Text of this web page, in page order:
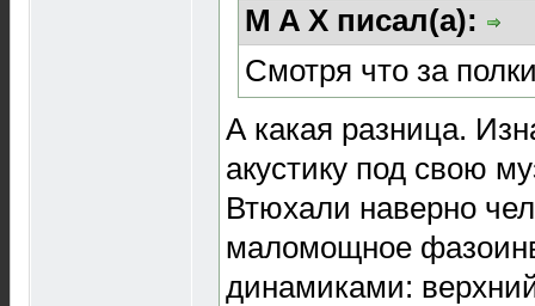
M A X писал(а):
Смотря что за
А какая разница.
акустику под свою
Втюхали наверно
маломощное
динамиками: